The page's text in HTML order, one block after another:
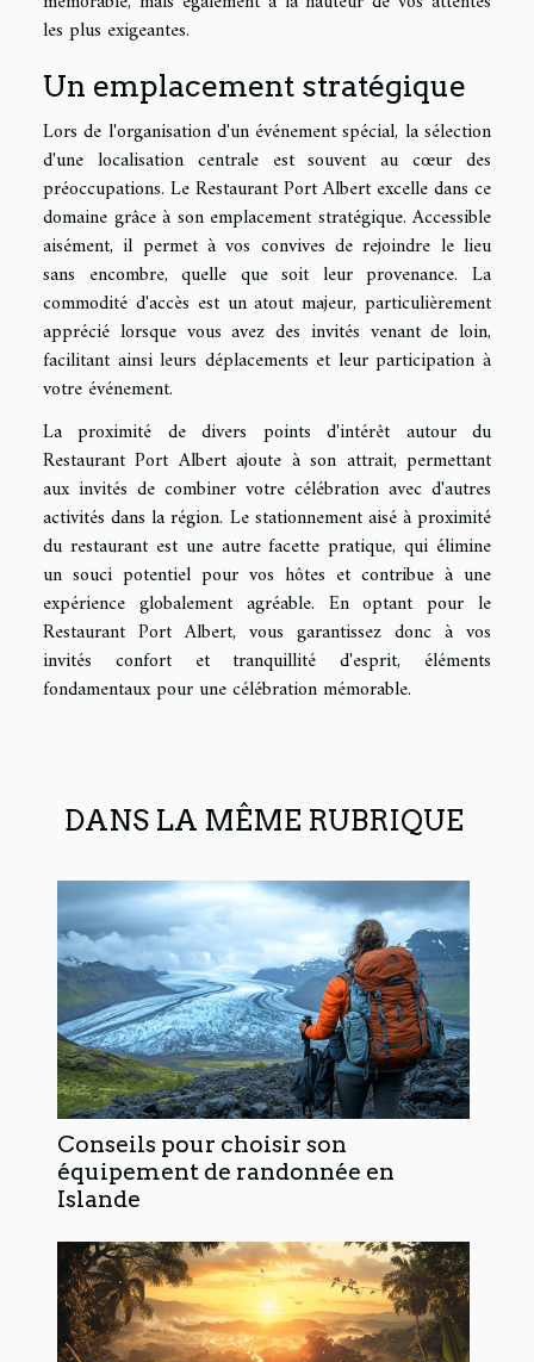
les plus exigeantes.
Un emplacement stratégique
Lors de l'organisation d'un événement spécial, la sélection
d'une localisation centrale est souvent au cœur des
préoccupations. Le Restaurant Port Albert excelle dans ce
domaine grâce à son emplacement stratégique. Accessible
aisément, il permet à vos convives de rejoindre le lieu
sans encombre, quelle que soit leur provenance. La
commodité d'accès est un atout majeur, particulièrement
apprécié lorsque vous avez des invités venant de loin,
facilitant ainsi leurs déplacements et leur participation à
votre événement.
La proximité de divers points d'intérêt autour du
Restaurant Port Albert ajoute à son attrait, permettant
aux invités de combiner votre célébration avec d'autres
activités dans la région. Le stationnement aisé à proximité
du restaurant est une autre facette pratique, qui élimine
un souci potentiel pour vos hôtes et contribue à une
expérience globalement agréable. En optant pour le
Restaurant Port Albert, vous garantissez donc à vos
invités confort et tranquillité d'esprit, éléments
fondamentaux pour une célébration mémorable.
DANS LA MÊME RUBRIQUE
Conseils pour choisir son
équipement de randonnée en
Islande